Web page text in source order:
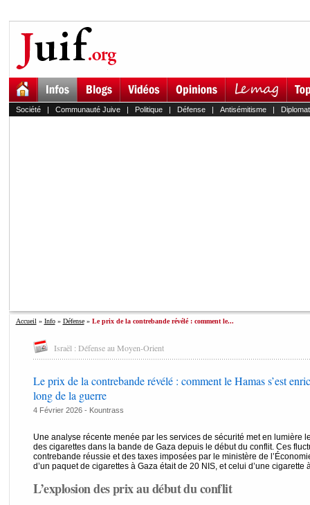
Société| Communauté Juive| Politique| Défense| Antisémitisme|
Accueil » Info» Défense» Le prix de la contrebande révélé : comment le...
Israël : Défense au Moyen-Orient
Le prix de la contrebande révélé : comment le Hamas s’est
long de la guerre
4 Février 2026 - Kountrass
Une analyse récente menée par les services de sécurité met en lumière
des cigarettes dans la bande de Gaza depuis le début du conflit. Ces
contrebande réussie et des taxes imposées par le ministère de
d’un paquet de cigarettes à Gaza était de 20 NIS, et celui d’une cigarette
L’explosion des prix au début du conflit